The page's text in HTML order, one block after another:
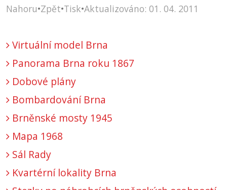
Nahoru•Zpět•Tisk•Aktualizováno: 01. 04. 2011
Virtuální model Brna
Panorama Brna roku 1867
Dobové plány
Bombardování Brna
Brněnské mosty 1945
Mapa 1968
Sál Rady
Kvartérní lokality Brna